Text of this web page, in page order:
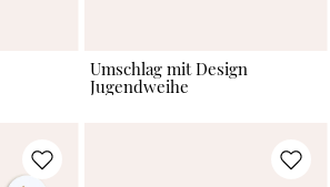
Umschlag mit Design
Jugendweihe